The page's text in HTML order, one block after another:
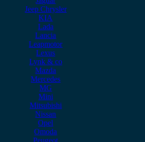
Jeep Chrysler
KIA
Lada
Lancia
Leapmotor
Lexus
Lynk & co
Mazda
Mercedes
MG
Mini
Mitsubishi
Nissan
Opel
Omoda
Peugeot